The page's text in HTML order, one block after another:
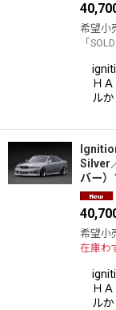
希望小
「
Ｈ
ル
Silver
バー
希望小
在庫わ
Ｈ
ル